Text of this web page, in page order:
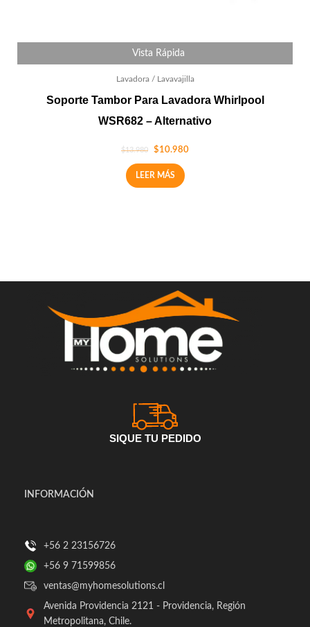
Vista Rápida
Lavadora / Lavavajilla
Soporte Tambor Para Lavadora Whirlpool
WSR682 – Alternativo
$13.980 $10.980
LEER MÁS
SIQUE TU PEDIDO
INFORMACIÓN
+56 2 23156726
+56 9 71599856
ventas@myhomesolutions.cl
Avenida Providencia 2121 - Providencia, Región
Metropolitana, Chile.